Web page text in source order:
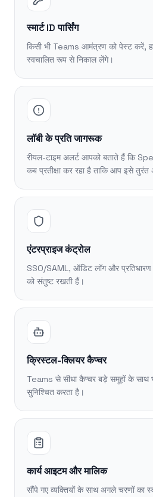
स्मार्ट ID पार्सिंग
किसी भी Teams आमंत्रण को पेस्ट करें,
स्वचालित रूप से निकाल लेंगे।
लॉबी के प्रति जागरूक
रीयल-टाइम अलर्ट आपको बताते हैं कि
कब प्रतीक्षा कर रहा है ताकि आप इसे
एंटरप्राइज कंट्रोल
SSO/SAML, ऑडिट लॉग और प्रतिधारण
को संतुष्ट रखती हैं।
क्रिस्टल-क्लियर कैप्चर
Teams से सीधा कैप्चर बड़े समूहों के साथ
सुनिश्चित करता है।
कार्य आइटम और मालिक
सौंपे गए व्यक्तियों के साथ अगले चरणों का